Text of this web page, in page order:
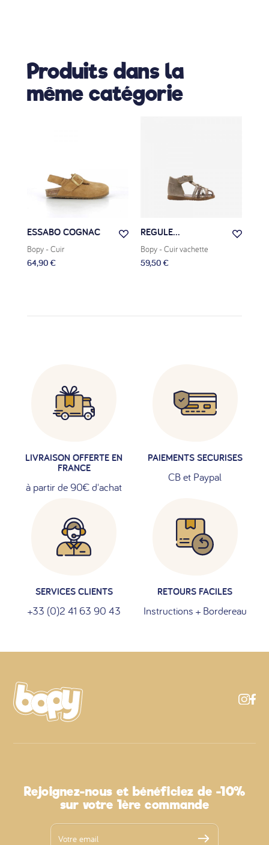
Produits dans la
même catégorie
ESSABO COGNAC
Bopy - Cuir
64,90 €
REGULE...
Bopy - Cuir vachette
59,50 €
LIVRAISON OFFERTE EN
FRANCE
à partir de 90€ d'achat
PAIEMENTS SECURISES
CB et Paypal
SERVICES CLIENTS
+33 (0)2 41 63 90 43
RETOURS FACILES
Instructions + Bordereau
Rejoignez-nous et bénéficiez de -10%
sur votre 1ère commande